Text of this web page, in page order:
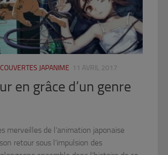
JAPANIME 11 AVRIL 2017
en grâce d’un genre
merveilles de l’animation japonaise
retour sous l’impulsion des